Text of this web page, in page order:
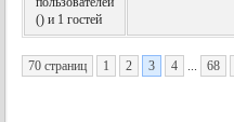
() и 1 гостей
70 страниц 1 2 3 4 ... 68